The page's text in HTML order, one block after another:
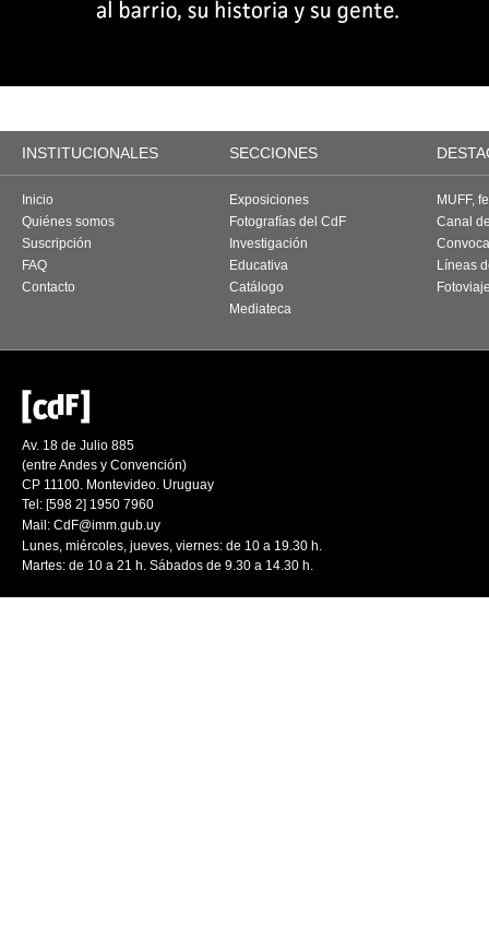
INSTITUCIONALES SECCIONES
Inicio
Quiénes somos
Suscripción
FAQ
Contacto
Exposiciones
Fotografías del CdF
Investigación
Educativa
Catálogo
Mediateca
MUFF,
Canal
Líneas
Av. 18 de Julio 885
(entre Andes y Convención)
CP 11100. Montevideo. Uruguay
Tel: [598 2] 1950 7960
Mail: CdF@imm.gub.uy
Lunes, miércoles, jueves, viernes: de 10 a 19.30 h.
Martes: de 10 a 21 h. Sábados de 9.30 a 14.30 h.